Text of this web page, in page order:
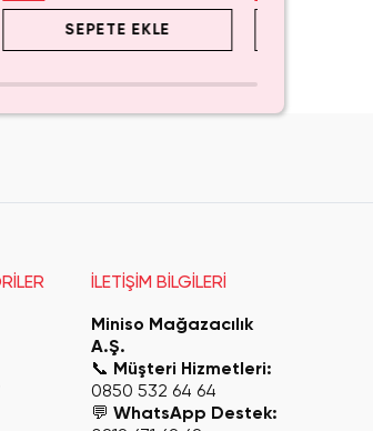
SEPETE EKLE
İLETİŞİM BİLGİLERİ
Miniso Mağazacılık
A.Ş.
📞 Müşteri Hizmetleri:
0850 532 64 64
💬WhatsApp Destek: